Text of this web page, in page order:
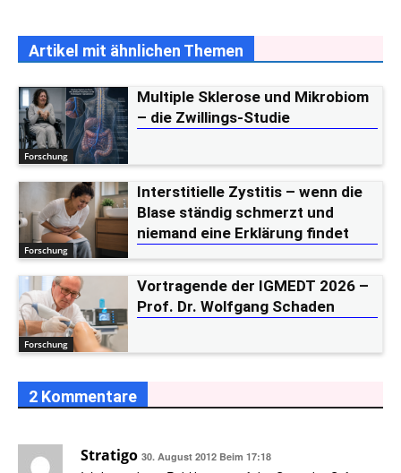
Artikel mit ähnlichen Themen
Forschung
Multiple Sklerose und Mikrobiom
– die Zwillings-Studie
Forschung
Interstitielle Zystitis – wenn die
Blase ständig schmerzt und
niemand eine Erklärung findet
Forschung
Vortragende der IGMEDT 2026 –
Prof. Dr. Wolfgang Schaden
2 Kommentare
Stratigo 30. August 2012 Beim 17:18